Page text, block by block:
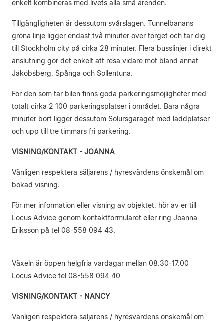
enkelt kombineras med livets alla små ärenden.
Tillgängligheten är dessutom svårslagen. Tunnelbanans
gröna linje ligger endast två minuter över torget och tar dig
till Stockholm city på cirka 28 minuter. Flera busslinjer i direkt
anslutning gör det enkelt att resa vidare mot bland annat
Jakobsberg, Spånga och Sollentuna.
För den som tar bilen finns goda parkeringsmöjligheter med
totalt cirka 2 100 parkeringsplatser i området. Bara några
minuter bort ligger dessutom Solursgaraget med laddplatser
och upp till tre timmars fri parkering.
VISNING/KONTAKT - JOANNA
Vänligen respektera säljarens / hyresvärdens önskemål om
bokad visning.
För mer information eller visning av objektet, hör av er till
Locus Advice genom kontaktformuläret eller ring Joanna
Eriksson på tel 08-558 094 43.
Växeln är öppen helgfria vardagar mellan 08.30-17.00
Locus Advice tel 08-558 094 40
VISNING/KONTAKT - NANCY
Vänligen respektera säljarens / hyresvärdens önskemål om